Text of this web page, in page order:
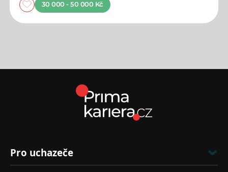
30 000 - 50 000 Kč
Pro uchazeče